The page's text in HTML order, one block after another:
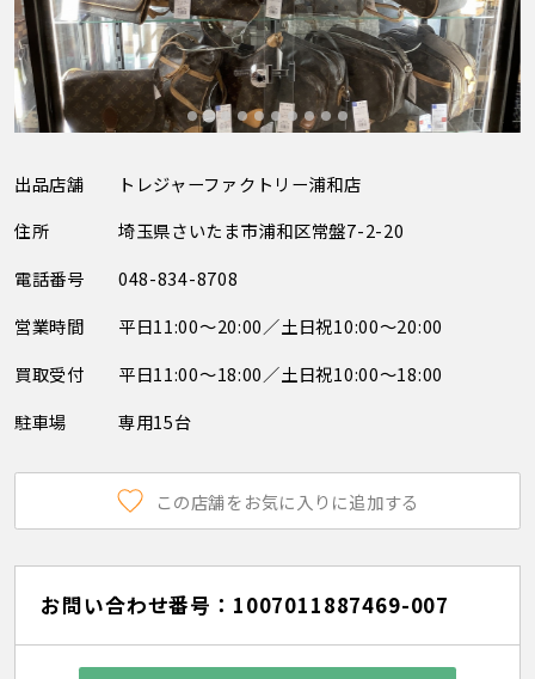
出品店舗
トレジャーファクトリー浦和店
住所
埼玉県さいたま市浦和区常盤7-2-20
電話番号
048-834-8708
営業時間
平日11:00～20:00／土日祝10:00～20:00
買取受付
平日11:00～18:00／土日祝10:00～18:00
駐車場
専用15台
この店舗をお気に入りに追加する
お問い合わせ番号：1007011887469-007